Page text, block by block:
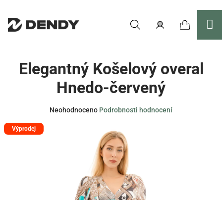
obsah
Nákupní
košík
Elegantný Košelový overal
Hnedo-červený
Průměrné
hvězdiček.
Neohodnoceno Podrobnosti hodnocení
Výprodej